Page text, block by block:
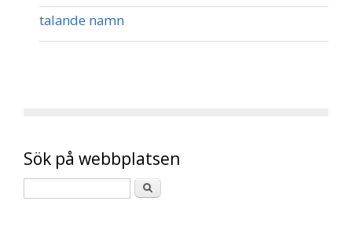
talande namn
Sök på webbplatsen